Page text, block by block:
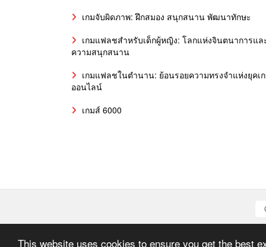
This website uses cookies to ensure you get the best
เกมจับผิดภาพ: ฝึกสมอง สนุกสนาน พัฒนาทักษะ
เกมแฟลชสำหรับเด็กผู้หญิง: โลกแห่งจินตนาการแล
ความสนุกสนาน
เกมแฟลชในตำนาน: ย้อนรอยความทรงจำแห่งยุคเ
ออนไลน์
เกมส์ 6000
All